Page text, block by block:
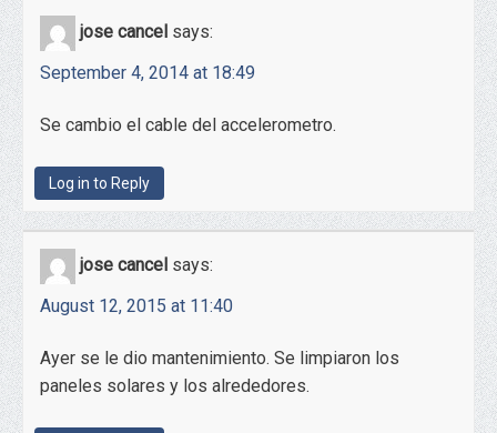
jose cancel says:
September 4, 2014 at 18:49
Se cambio el cable del accelerometro.
Log in to Reply
jose cancel says:
August 12, 2015 at 11:40
Ayer se le dio mantenimiento. Se limpiaron los
paneles solares y los alrededores.